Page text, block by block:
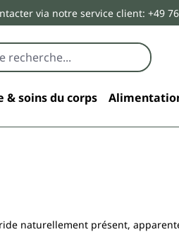
via notre service client: +49
& soins du corps
naturellement présent,